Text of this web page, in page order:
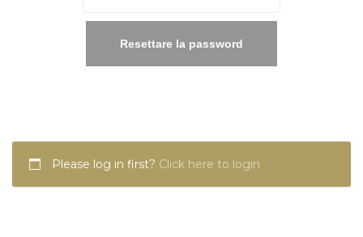
Resettare la password
Please log in first? Click here to login